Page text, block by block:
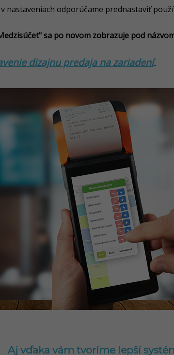
nastaveniach odporúčame prednastaviť
sa po novom zobrazuje pod
dizajnu predaja na zariadení.
Aj vďaka vám tvoríme lepší